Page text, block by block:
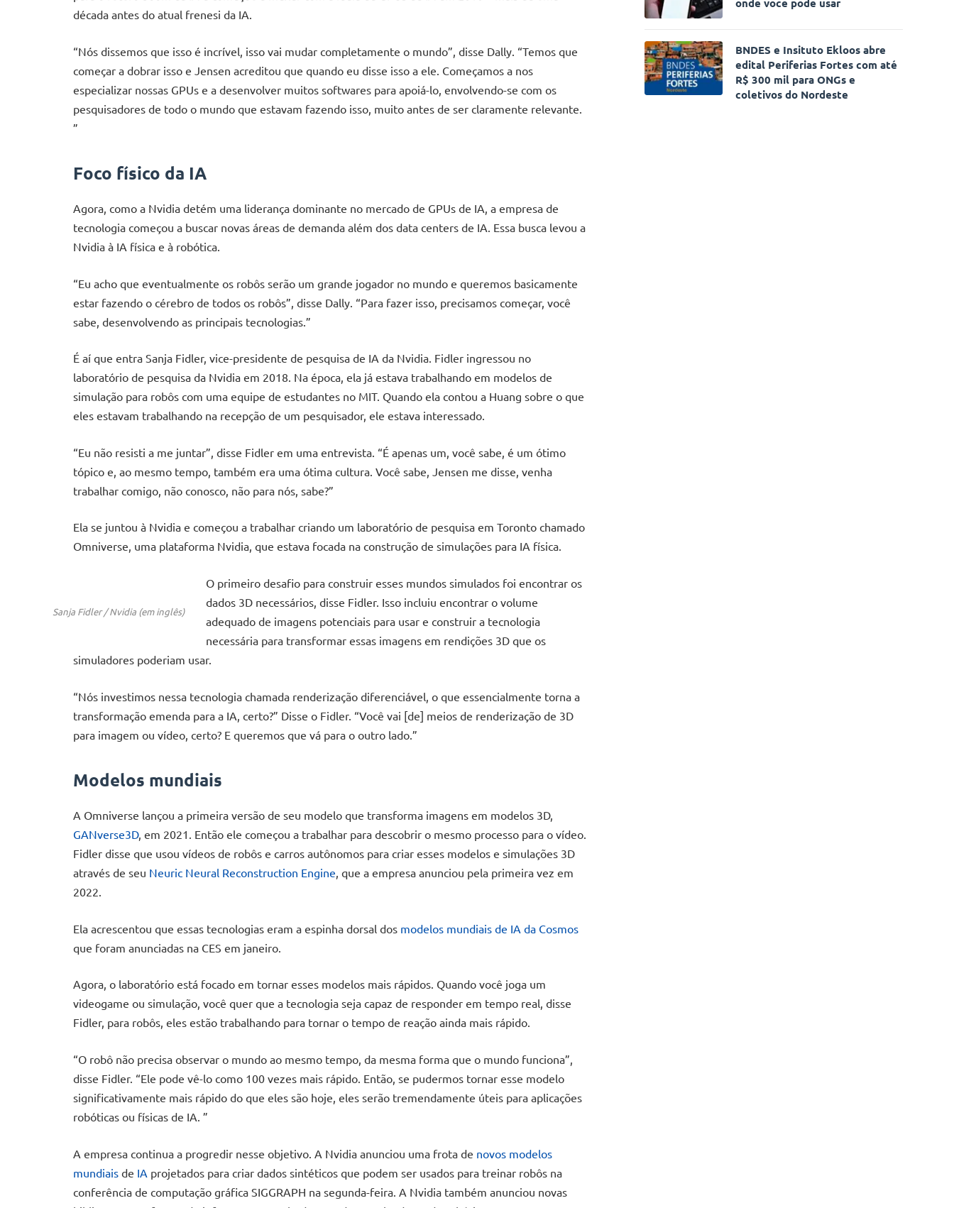
década antes do atual frenesi da IA.
“Nós dissemos que isso é incrível, isso vai mudar completamente o mundo”, disse Dally. “Temos que
começar a dobrar isso e Jensen acreditou que quando eu disse isso a ele. Começamos a nos
especializar nossas GPUs e a desenvolver muitos softwares para apoiá-lo, envolvendo-se com os
pesquisadores de todo o mundo que estavam fazendo isso, muito antes de ser claramente relevante.
”
Foco físico da IA
Agora, como a Nvidia detém uma liderança dominante no mercado de GPUs de IA, a empresa de
tecnologia começou a buscar novas áreas de demanda além dos data centers de IA. Essa busca levou a
Nvidia à IA física e à robótica.
“Eu acho que eventualmente os robôs serão um grande jogador no mundo e queremos basicamente
estar fazendo o cérebro de todos os robôs”, disse Dally. “Para fazer isso, precisamos começar, você
sabe, desenvolvendo as principais tecnologias.”
É aí que entra Sanja Fidler, vice-presidente de pesquisa de IA da Nvidia. Fidler ingressou no
laboratório de pesquisa da Nvidia em 2018. Na época, ela já estava trabalhando em modelos de
simulação para robôs com uma equipe de estudantes no MIT. Quando ela contou a Huang sobre o que
eles estavam trabalhando na recepção de um pesquisador, ele estava interessado.
“Eu não resisti a me juntar”, disse Fidler em uma entrevista. “É apenas um, você sabe, é um ótimo
tópico e, ao mesmo tempo, também era uma ótima cultura. Você sabe, Jensen me disse, venha
trabalhar comigo, não conosco, não para nós, sabe?”
Ela se juntou à Nvidia e começou a trabalhar criando um laboratório de pesquisa em Toronto chamado
Omniverse, uma plataforma Nvidia, que estava focada na construção de simulações para IA física.
Sanja Fidler / Nvidia (em inglês)
O primeiro desafio para construir esses mundos simulados foi encontrar os
dados 3D necessários, disse Fidler. Isso incluiu encontrar o volume
adequado de imagens potenciais para usar e construir a tecnologia
necessária para transformar essas imagens em rendições 3D que os
simuladores poderiam usar.
“Nós investimos nessa tecnologia chamada renderização diferenciável, o que essencialmente torna a
transformação emenda para a IA, certo?” Disse o Fidler. “Você vai [de] meios de renderização de 3D
para imagem ou vídeo, certo? E queremos que vá para o outro lado.”
Modelos mundiais
A Omniverse lançou a primeira versão de seu modelo que transforma imagens em modelos 3D,
GANverse3D, em 2021. Então ele começou a trabalhar para descobrir o mesmo processo para o vídeo.
Fidler disse que usou vídeos de robôs e carros autônomos para criar esses modelos e simulações 3D
através de seu Neuric Neural Reconstruction Engine, que a empresa anunciou pela primeira vez em
2022.
Ela acrescentou que essas tecnologias eram a espinha dorsal dos modelos mundiais de IA da Cosmos
que foram anunciadas na CES em janeiro.
Agora, o laboratório está focado em tornar esses modelos mais rápidos. Quando você joga um
videogame ou simulação, você quer que a tecnologia seja capaz de responder em tempo real, disse
Fidler, para robôs, eles estão trabalhando para tornar o tempo de reação ainda mais rápido.
“O robô não precisa observar o mundo ao mesmo tempo, da mesma forma que o mundo funciona”,
disse Fidler. “Ele pode vê-lo como 100 vezes mais rápido. Então, se pudermos tornar esse modelo
significativamente mais rápido do que eles são hoje, eles serão tremendamente úteis para aplicações
robóticas ou físicas de IA. ”
A empresa continua a progredir nesse objetivo. A Nvidia anunciou uma frota de novos modelos
mundiais de IA projetados para criar dados sintéticos que podem ser usados para treinar robôs na
conferência de computação gráfica SIGGRAPH na segunda-feira. A Nvidia também anunciou novas
onde voce pode usar
BNDES e Insituto Ekloos abre
edital Periferias Fortes com até
R$ 300 mil para ONGs e
coletivos do Nordeste